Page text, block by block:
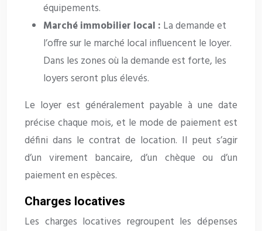
équipements.
Marché immobilier local : La demande et
l’offre sur le marché local influencent le loyer.
Dans les zones où la demande est forte, les
loyers seront plus élevés.
Le loyer est généralement payable à une date
précise chaque mois, et le mode de paiement est
défini dans le contrat de location. Il peut s’agir
d’un virement bancaire, d’un chèque ou d’un
paiement en espèces.
Charges locatives
Les charges locatives regroupent les dépenses